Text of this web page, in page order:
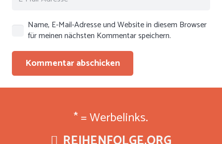
Name, E-Mail-Adresse und Website in diesem Browser
für meinen nächsten Kommentar speichern.
Kommentar abschicken
* = Werbelinks.